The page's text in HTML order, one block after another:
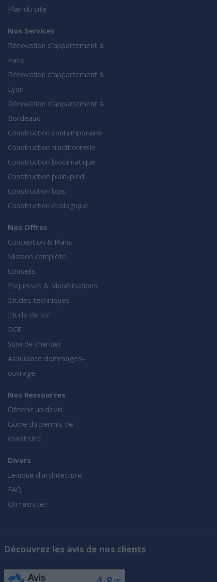
Plan du site
Nos Services
Rénovation d’appartement à
Paris
Rénovation d’appartement à
Lyon
Rénovation d’appartement à
Bordeaux
Construction contemporaine
Construction traditionnelle
Construction bioclimatique
Construction plain-pied
Construction bois
Construction écologique
Nos Offres
Conception & Plans
Mission complète
Conseils
Esquisses & Modélisations
Etudes techniques
Etude de sol
DCE
Suivi de chantier
Assurance dommages-
ouvrage
Nos Ressources
Obtenir un devis
Guide du permis de
construire
Divers
Lexique d’architecture
FAQ
On recrute !
Découvrez les avis de nos clients